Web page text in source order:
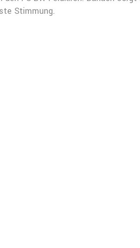
Stimmung.